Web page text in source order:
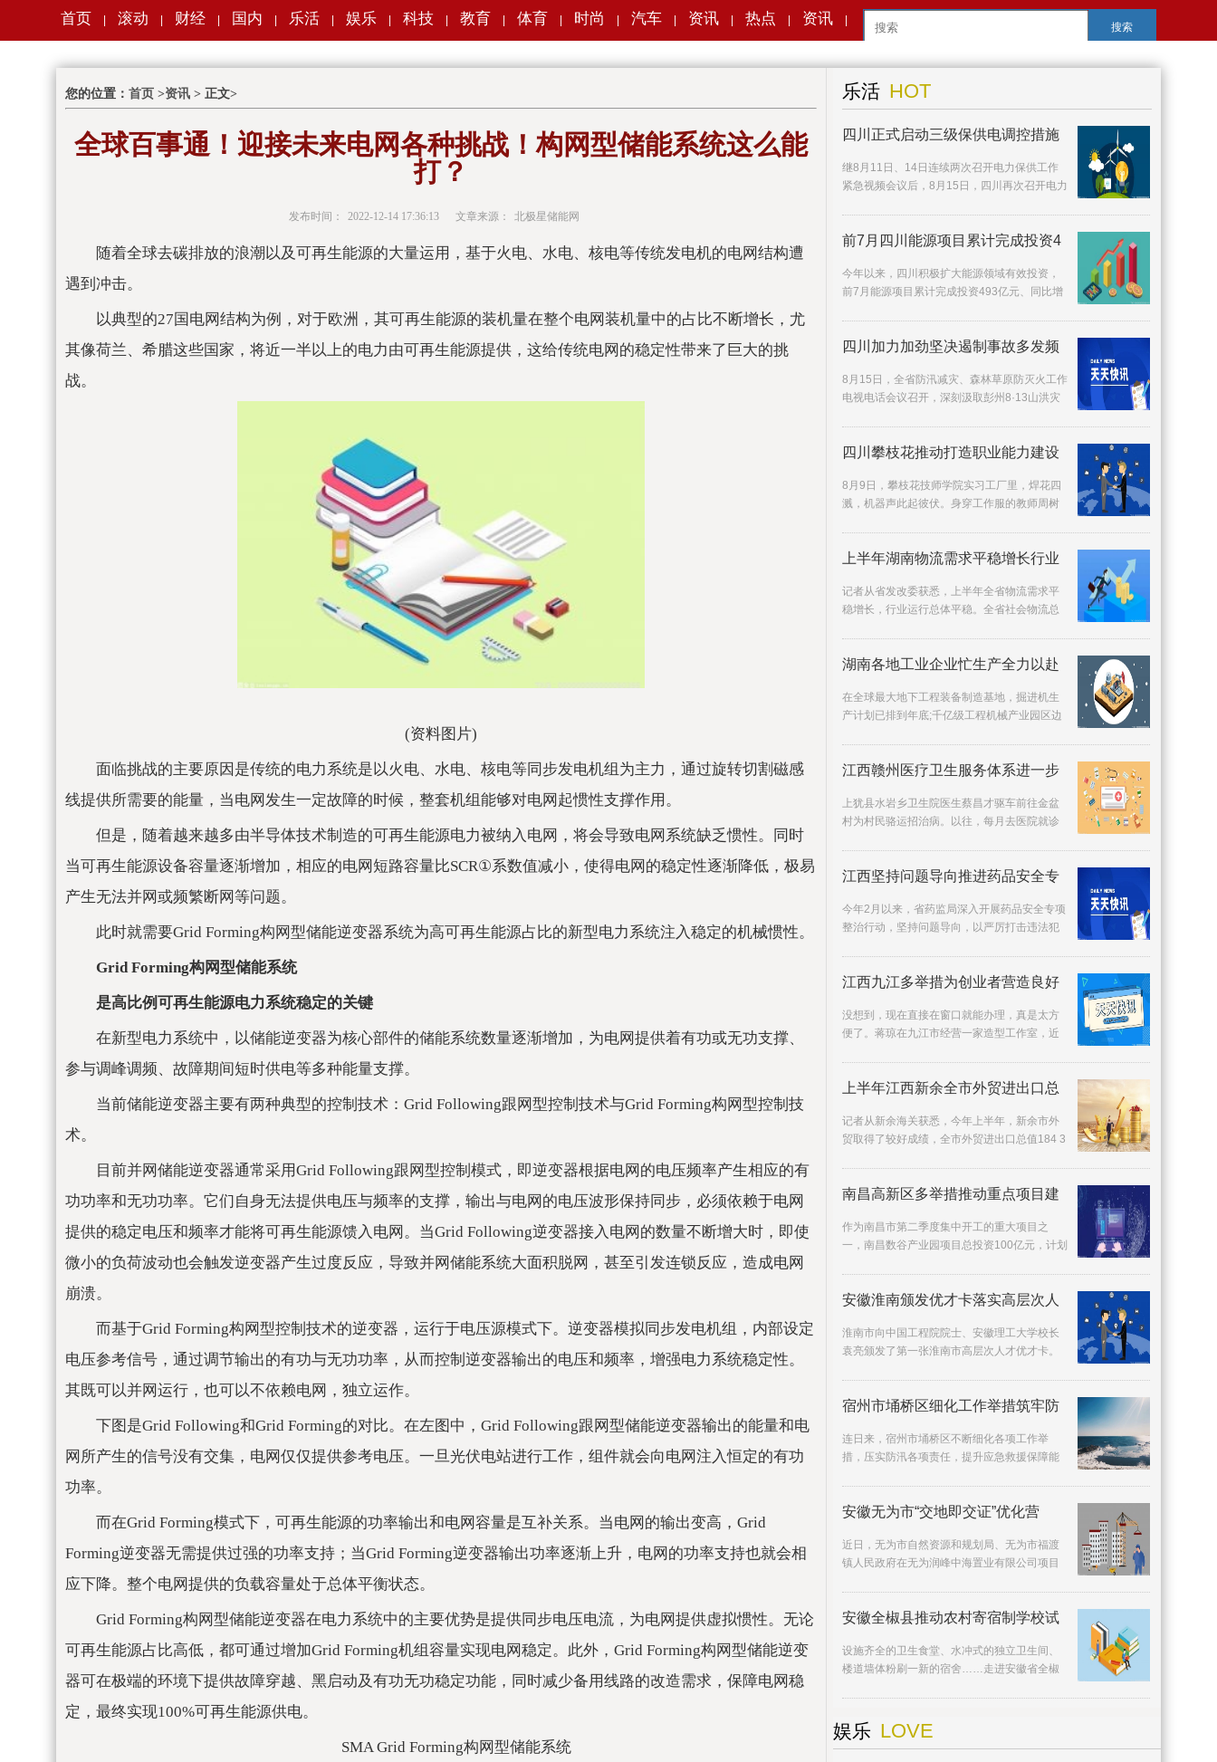
首页 滚动 财经 国内 乐活 娱乐 科技 教育 体育 时尚 汽车 资讯 热点 资讯 搜索
您的位置： 首页 >资讯 > 正文>
全球百事通！迎接未来电网各种挑战！构网型储能系统这么能
打？
发布时间： 2022-12-14 17:36:13 文章来源： 北极星储能网
随着全球去碳排放的浪潮以及可再生能源的大量运用，基于火电、水电、核电等传统发电机的电网结构遭
遇到冲击。
以典型的27国电网结构为例，对于欧洲，其可再生能源的装机量在整个电网装机量中的占比不断增长，尤
其像荷兰、希腊这些国家，将近一半以上的电力由可再生能源提供，这给传统电网的稳定性带来了巨大的挑
战。
(资料图片)
面临挑战的主要原因是传统的电力系统是以火电、水电、核电等同步发电机组为主力，通过旋转切割磁感
线提供所需要的能量，当电网发生一定故障的时候，整套机组能够对电网起惯性支撑作用。
但是，随着越来越多由半导体技术制造的可再生能源电力被纳入电网，将会导致电网系统缺乏惯性。同时
当可再生能源设备容量逐渐增加，相应的电网短路容量比SCR①系数值减小，使得电网的稳定性逐渐降低，极易
产生无法并网或频繁断网等问题。
此时就需要Grid Forming构网型储能逆变器系统为高可再生能源占比的新型电力系统注入稳定的机械惯性。
Grid Forming构网型储能系统
是高比例可再生能源电力系统稳定的关键
在新型电力系统中，以储能逆变器为核心部件的储能系统数量逐渐增加，为电网提供着有功或无功支撑、
参与调峰调频、故障期间短时供电等多种能量支撑。
当前储能逆变器主要有两种典型的控制技术：Grid Following跟网型控制技术与Grid Forming构网型控制技
术。
目前并网储能逆变器通常采用Grid Following跟网型控制模式，即逆变器根据电网的电压频率产生相应的有
功功率和无功功率。它们自身无法提供电压与频率的支撑，输出与电网的电压波形保持同步，必须依赖于电网
提供的稳定电压和频率才能将可再生能源馈入电网。当Grid Following逆变器接入电网的数量不断增大时，即使
微小的负荷波动也会触发逆变器产生过度反应，导致并网储能系统大面积脱网，甚至引发连锁反应，造成电网
崩溃。
而基于Grid Forming构网型控制技术的逆变器，运行于电压源模式下。逆变器模拟同步发电机组，内部设定
电压参考信号，通过调节输出的有功与无功功率，从而控制逆变器输出的电压和频率，增强电力系统稳定性。
其既可以并网运行，也可以不依赖电网，独立运作。
下图是Grid Following和Grid Forming的对比。在左图中，Grid Following跟网型储能逆变器输出的能量和电
网所产生的信号没有交集，电网仅仅提供参考电压。一旦光伏电站进行工作，组件就会向电网注入恒定的有功
功率。
而在Grid Forming模式下，可再生能源的功率输出和电网容量是互补关系。当电网的输出变高，Grid
Forming逆变器无需提供过强的功率支持；当Grid Forming逆变器输出功率逐渐上升，电网的功率支持也就会相
应下降。整个电网提供的负载容量处于总体平衡状态。
Grid Forming构网型储能逆变器在电力系统中的主要优势是提供同步电压电流，为电网提供虚拟惯性。无论
可再生能源占比高低，都可通过增加Grid Forming机组容量实现电网稳定。此外，Grid Forming构网型储能逆变
器可在极端的环境下提供故障穿越、黑启动及有功无功稳定功能，同时减少备用线路的改造需求，保障电网稳
定，最终实现100%可再生能源供电。
SMA Grid Forming构网型储能系统
乐活 HOT
四川正式启动三级保供电调控措施
继8月11日、14日连续两次召开电力保供工作
紧急视频会议后，8月15日，四川再次召开电力
前7月四川能源项目累计完成投资4
今年以来，四川积极扩大能源领域有效投资，
前7月能源项目累计完成投资493亿元、同比增
四川加力加劲坚决遏制事故多发频
8月15日，全省防汛减灾、森林草原防灭火工作
电视电话会议召开，深刻汲取彭州8·13山洪灾
四川攀枝花推动打造职业能力建设
8月9日，攀枝花技师学院实习工厂里，焊花四
溅，机器声此起彼伏。身穿工作服的教师周树
上半年湖南物流需求平稳增长行业
记者从省发改委获悉，上半年全省物流需求平
稳增长，行业运行总体平稳。全省社会物流总
湖南各地工业企业忙生产全力以赴
在全球最大地下工程装备制造基地，掘进机生
产计划已排到年底;千亿级工程机械产业园区边
江西赣州医疗卫生服务体系进一步
上犹县水岩乡卫生院医生蔡昌才驱车前往金盆
村为村民骆运招治病。以往，每月去医院就诊
江西坚持问题导向推进药品安全专
今年2月以来，省药监局深入开展药品安全专项
整治行动，坚持问题导向，以严厉打击违法犯
江西九江多举措为创业者营造良好
没想到，现在直接在窗口就能办理，真是太方
便了。蒋琼在九江市经营一家造型工作室，近
上半年江西新余全市外贸进出口总
记者从新余海关获悉，今年上半年，新余市外
贸取得了较好成绩，全市外贸进出口总值184 3
南昌高新区多举措推动重点项目建
作为南昌市第二季度集中开工的重大项目之
一，南昌数谷产业园项目总投资100亿元，计划
安徽淮南颁发优才卡落实高层次人
淮南市向中国工程院院士、安徽理工大学校长
袁亮颁发了第一张淮南市高层次人才优才卡。
宿州市埇桥区细化工作举措筑牢防
连日来，宿州市埇桥区不断细化各项工作举
措，压实防汛各项责任，提升应急救援保障能
安徽无为市“交地即交证”优化营
近日，无为市自然资源和规划局、无为市福渡
镇人民政府在无为润峰中海置业有限公司项目
安徽全椒县推动农村寄宿制学校试
设施齐全的卫生食堂、水冲式的独立卫生间、
楼道墙体粉刷一新的宿舍……走进安徽省全椒
娱乐 LOVE